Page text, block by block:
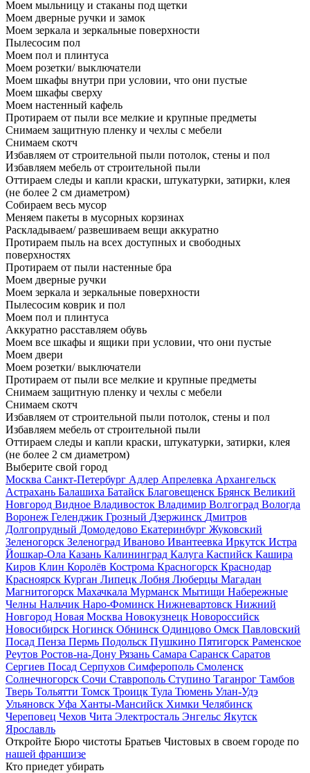
Моем мыльницу и стаканы под щетки
Моем дверные ручки и замок
Моем зеркала и зеркальные поверхности
Пылесосим пол
Моем пол и плинтуса
Моем розетки/ выключатели
Моем шкафы внутри при условии, что они пустые
Моем шкафы сверху
Моем настенный кафель
Протираем от пыли все мелкие и крупные предметы
Снимаем защитную пленку и чехлы с мебели
Снимаем скотч
Избавляем от строительной пыли потолок, стены и пол
Избавляем мебель от строительной пыли
Оттираем следы и капли краски, штукатурки, затирки, клея
(не более 2 см диаметром)
Собираем весь мусор
Меняем пакеты в мусорных корзинах
Раскладываем/ развешиваем вещи аккуратно
Протираем пыль на всех доступных и свободных
поверхностях
Протираем от пыли настенные бра
Моем дверные ручки
Моем зеркала и зеркальные поверхности
Пылесосим коврик и пол
Моем пол и плинтуса
Аккуратно расставляем обувь
Моем все шкафы и ящики при условии, что они пустые
Моем двери
Моем розетки/ выключатели
Протираем от пыли все мелкие и крупные предметы
Снимаем защитную пленку и чехлы с мебели
Снимаем скотч
Избавляем от строительной пыли потолок, стены и пол
Избавляем мебель от строительной пыли
Оттираем следы и капли краски, штукатурки, затирки, клея
(не более 2 см диаметром)
Выберите свой город
Москва Санкт-Петербург Адлер Апрелевка Архангельск
Астрахань Балашиха Батайск Благовещенск Брянск Великий
Новгород Видное Владивосток Владимир Волгоград Вологда
Воронеж Геленджик Грозный Дзержинск Дмитров
Долгопрудный Домодедово Екатеринбург Жуковский
Зеленогорск Зеленоград Иваново Ивантеевка Иркутск Истра
Йошкар-Ола Казань Калининград Калуга Каспийск Кашира
Киров Клин Королёв Кострома Красногорск Краснодар
Красноярск Курган Липецк Лобня Люберцы Магадан
Магнитогорск Махачкала Мурманск Мытищи Набережные
Челны Нальчик Наро-Фоминск Нижневартовск Нижний
Новгород Новая Москва Новокузнецк Новороссийск
Новосибирск Ногинск Обнинск Одинцово Омск Павловский
Посад Пенза Пермь Подольск Пушкино Пятигорск Раменское
Реутов Ростов-на-Дону Рязань Самара Саранск Саратов
Сергиев Посад Серпухов Симферополь Смоленск
Солнечногорск Сочи Ставрополь Ступино Таганрог Тамбов
Тверь Тольятти Томск Троицк Тула Тюмень Улан-Удэ
Ульяновск Уфа Ханты-Мансийск Химки Челябинск
Череповец Чехов Чита Электросталь Энгельс Якутск
Ярославль
Откройте Бюро чистоты Братьев Чистовых в своем городе по
нашей франшизе
Кто приедет убирать